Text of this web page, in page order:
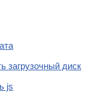
загрузочный диск
js